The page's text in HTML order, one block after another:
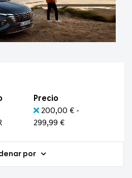
Precio
200,00 € -
299,99 €
por